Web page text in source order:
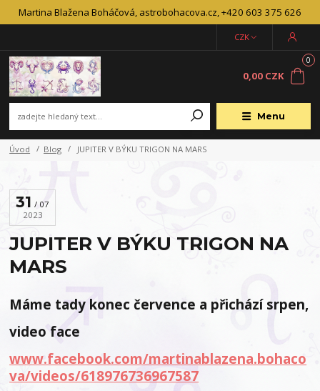
Martina Blažena Boháčová, astrobohacova.cz, +420 603 375 626
Menu
CZK
0
0,00 CZK
Úvod Blog JUPITER V BÝKU TRIGON NA MARS
31
07
2023
JUPITER V BÝKU TRIGON NA
MARS
Máme tady konec července a přichází srpen,
video face
www.facebook.com/martinablazena.bohaco
va/videos/618976736967587